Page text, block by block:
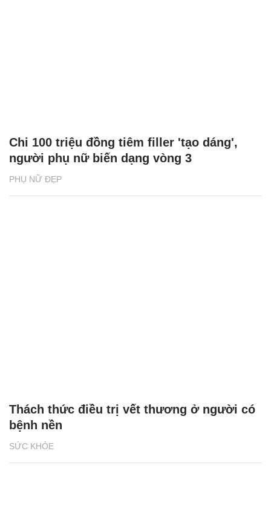
PHỤ NỮ ĐẸP
Chi 100 triệu đồng tiêm filler 'tạo dáng',
người phụ nữ biến dạng vòng 3
SỨC KHỎE
Thách thức điều trị vết thương ở người có
bệnh nền